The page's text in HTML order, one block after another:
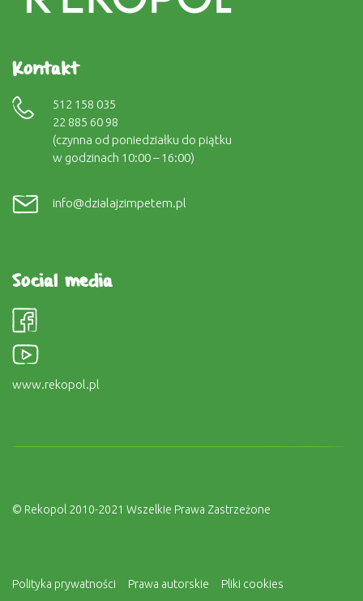
Kontakt
512 158 035
22 885 60 98
(czynna od poniedziałku do piątku
w godzinach 10:00 – 16:00)
info@dzialajzimpetem.pl
Social media
www.rekopol.pl
© Rekopol 2010-2021 Wszelkie Prawa Zastrzeżone
Polityka prywatności Prawa autorskie Pliki cookies